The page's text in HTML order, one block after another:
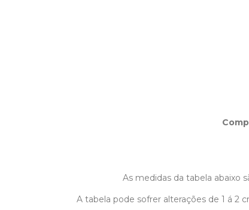
As medidas da tabela abaixo
A tabela pode sofrer alterações de 1 á 2